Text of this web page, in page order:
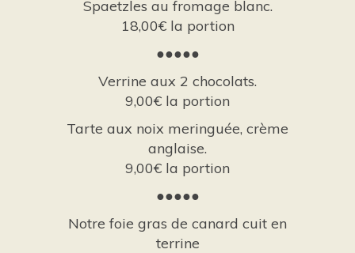
Spaetzles au fromage blanc.
18,00€ la portion
●●●●●
Verrine aux 2 chocolats.
9,00€ la portion
Tarte aux noix meringuée, crème
anglaise.
9,00€ la portion
●●●●●
Notre foie gras de canard cuit en
terrine